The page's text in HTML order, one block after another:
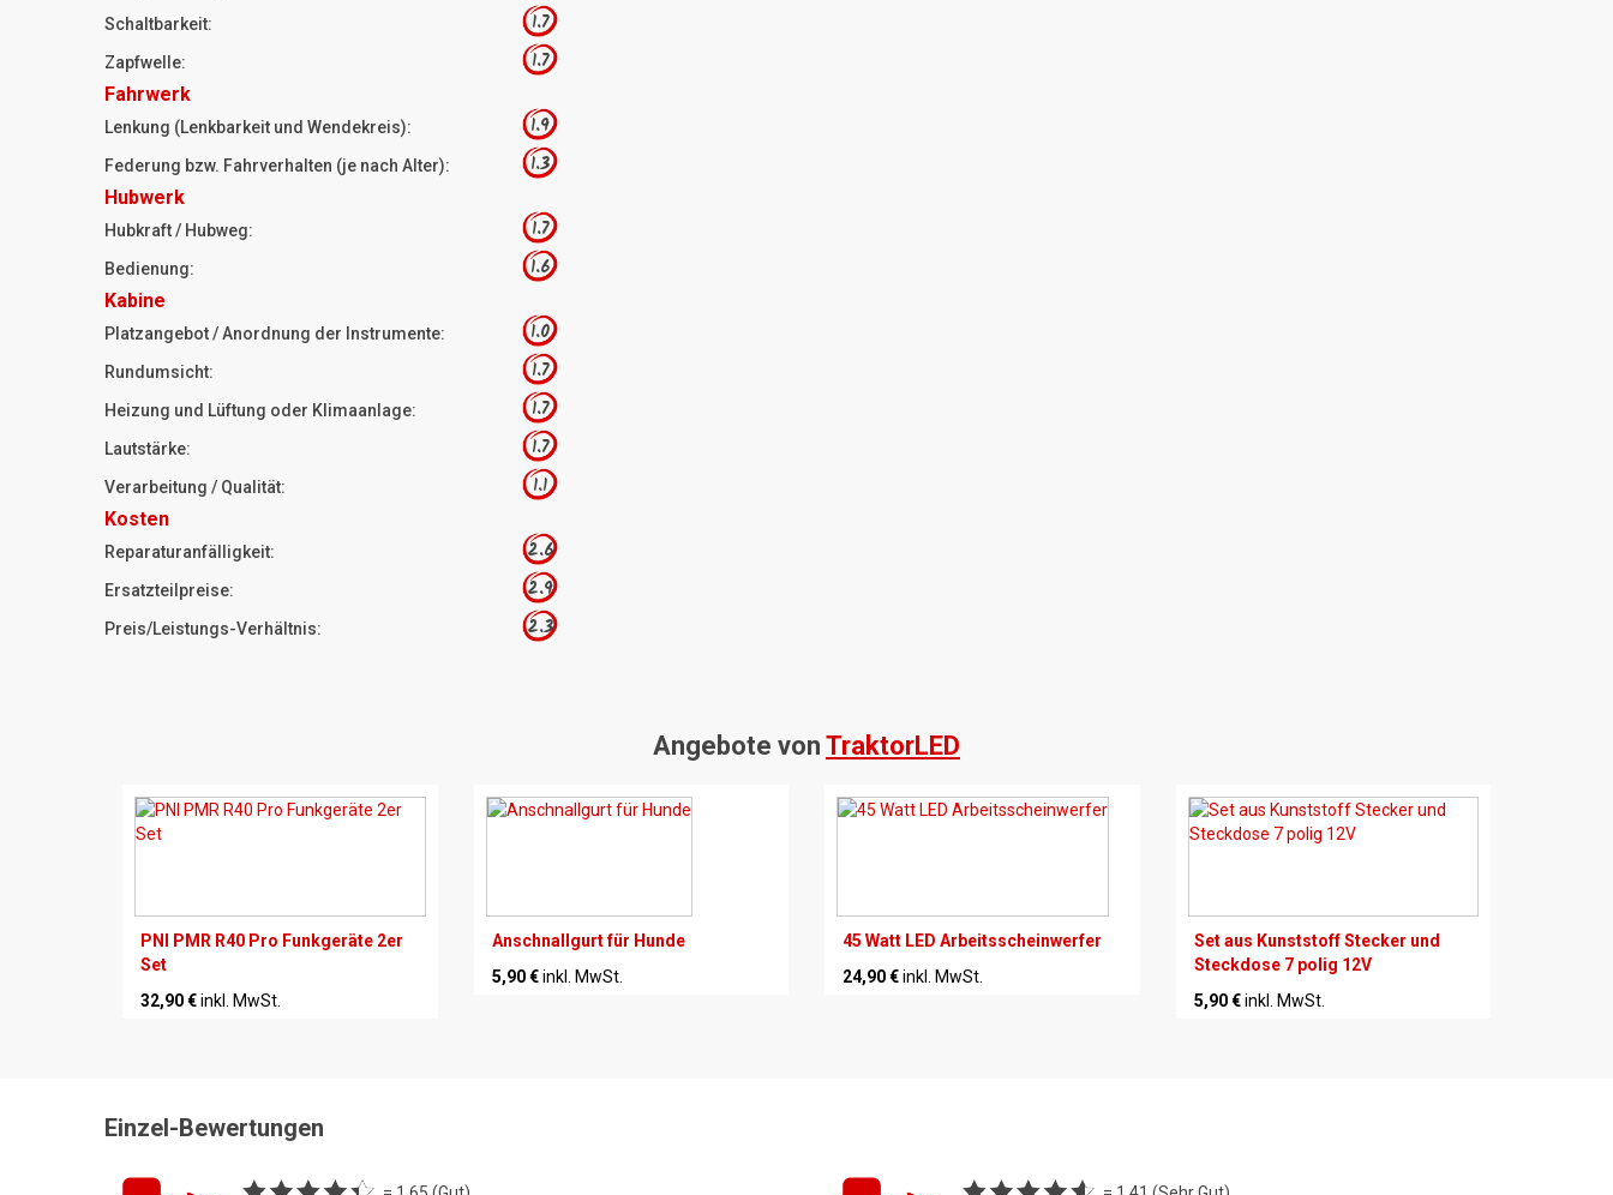
Schaltbarkeit: 1.7
Zapfwelle: 1.7
Fahrwerk
Lenkung (Lenkbarkeit und Wendekreis): 1.9
Federung bzw. Fahrverhalten (je nach Alter): 1.3
Hubwerk
Hubkraft / Hubweg: 1.7
Bedienung: 1.6
Kabine
Platzangebot / Anordnung der Instrumente: 1.0
Rundumsicht: 1.7
Heizung und Lüftung oder Klimaanlage: 1.7
Lautstärke: 1.7
Verarbeitung / Qualität: 1.1
Kosten
Reparaturanfälligkeit: 2.6
Ersatzteilpreise: 2.9
Preis/Leistungs-Verhältnis: 2.3
Angebote von TraktorLED
PNI PMR R40 Pro Funkgeräte 2er
Set
32,90 €inkl. MwSt.
Anschnallgurt für Hunde
5,90 € inkl. MwSt.
45 Watt LED Arbeitsscheinwerfer
24,90 €inkl. MwSt.
Set aus Kunststoff Stecker und
Steckdose 7 polig 12V
5,90 € inkl. MwSt.
Einzel-Bewertungen